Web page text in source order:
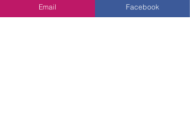
Album CD
Email Facebook